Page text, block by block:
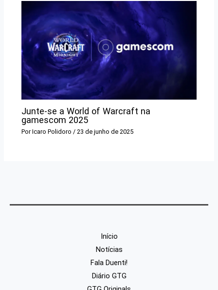
Junte-se a World of Warcraft na
gamescom 2025
PorIcaro Polidoro/23 de junho de 2025
Início
Notícias
Fala Duenti!
Diário GTG